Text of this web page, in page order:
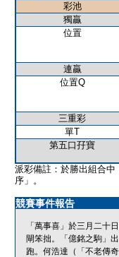
彩池
獨贏
位置
連贏
位置Q
三重彩
單T
第五口孖寶
派彩備註：於勝出組合
序」。
競賽事件報告
「萬事喜」於三月二十
閘笨拙。「億銘之駒」
跑。何浩達（「不老傳